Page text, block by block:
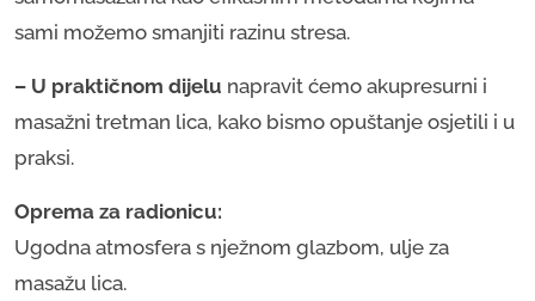
sami možemo smanjiti razinu stresa.
– U praktičnom dijelu napravit ćemo akupresurni i
masažni tretman lica, kako bismo opuštanje osjetili i u
praksi.
Oprema za radionicu:
Ugodna atmosfera s nježnom glazbom, ulje za
masažu lica.